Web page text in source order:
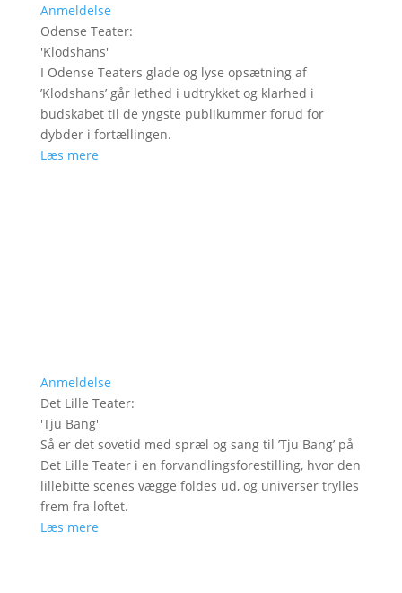
Anmeldelse
Odense Teater:
'Klodshans'
I Odense Teaters glade og lyse opsætning af
’Klodshans’ går lethed i udtrykket og klarhed i
budskabet til de yngste publikummer forud for
dybder i fortællingen.
Læs mere
Anmeldelse
Det Lille Teater:
'Tju Bang'
Så er det sovetid med spræl og sang til ’Tju Bang’ på
Det Lille Teater i en forvandlingsforestilling, hvor den
lillebitte scenes vægge foldes ud, og universer trylles
frem fra loftet.
Læs mere